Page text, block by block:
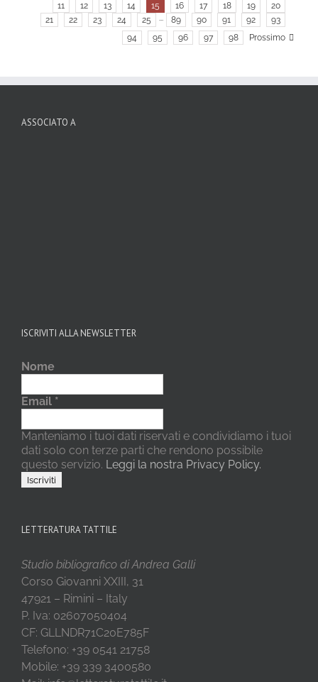
11
12 13 14 15 16 17 18 19
20
21
22 23 24 25 ··· 89 90 91 92
93
94
95 96 97 98 Prossimo
ASSOCIATO A
ISCRIVITI ALLA NEWSLETTER
Nome
Email *
Manteniamo i tuoi dati riservati e condividiamo i tuoi
dati solo con terze parti che rendono possibile
questo servizio. Leggi la nostra Privacy Policy.
LETTERATURA TATTILE
Studio bibliografico di Andrea Galli
Corso Giovanni XXIII, 31
47921 – Rimini – Italy
P. Iva: 02607050404
CF: GLLNDR71C20E785F
Telefono: +39 0541 21758
Mobile: +39 339 3400580